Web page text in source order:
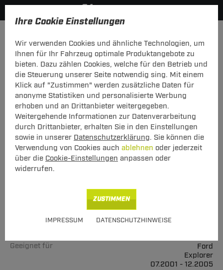
Ihre Cookie Einstellungen
Wir verwenden Cookies und ähnliche Technologien, um
Ihnen für Ihr Fahrzeug optimale Produktangebote zu
bieten. Dazu zählen Cookies, welche für den Betrieb und
die Steuerung unserer Seite notwendig sing. Mit einem
Klick auf "Zustimmen" werden zusätzliche Daten für
anonyme Statistiken und personalisierte Werbung
erhoben und an Drittanbieter weitergegeben.
Weitergehende Informationen zur Datenverarbeitung
durch Drittanbieter, erhalten Sie in den Einstellungen
sowie in unserer Datenschutzerklärung. Sie können die
Verwendung von Cookies auch ablehnen oder jederzeit
über die Cookie-Einstellungen anpassen oder
widerrufen.
IMPRESSUM DATENSCHUTZHINWEISE
ZUSTIMMEN
Hier geht's zur Fahrzeugübersicht: Ford Explorer
Set: Anhängerkupplung starr Auto Hak
+ Elektrosatz 7-pol TowTec Ford
Explorer 07.2001 - 12.2005
starres, geschraubtes System mit uni
Elektrosatz
Geeignet für
Ford
Explorer
07.2001 - 12.2005